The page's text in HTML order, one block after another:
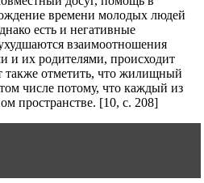
времени молодых людей
есть и негативные
взаимоотношения
и их родителями, происходит
также отметить, что жилищный
числе потому, что каждый из
пространстве. [10, c. 208]